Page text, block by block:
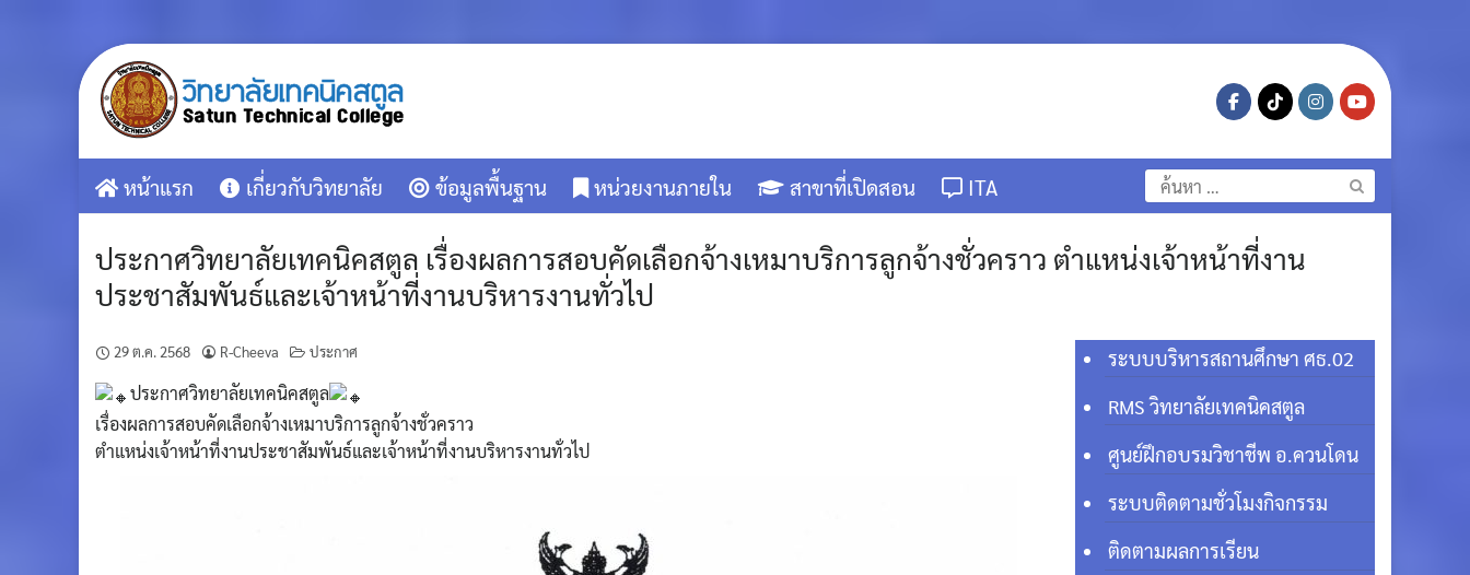
หน้าแรก เกี่ยวกับวิทยาลัย ข้อมูลพื้นฐาน หน่วยงานภายใน สาขาที่เปิดสอน ITA
ค้นหา
สำหรับ:
ประกาศวิทยาลัยเทคนิคสตูล เรื่องผลการสอบคัดเลือกจ้างเหมาบริการลูกจ้างชั่วคราว ตำแหน่งเจ้าหน้าที่งาน
ประชาสัมพันธ์และเจ้าหน้าที่งานบริหารงานทั่วไป
29 ต.ค. 2568 R-Cheeva ประกาศ
ประกาศวิทยาลัยเทคนิคสตูล
เรื่องผลการสอบคัดเลือกจ้างเหมาบริการลูกจ้างชั่วคราว
ตำแหน่งเจ้าหน้าที่งานประชาสัมพันธ์และเจ้าหน้าที่งานบริหารงานทั่วไป
ระบบบริหารสถานศึกษา ศธ.02
RMS วิทยาลัยเทคนิคสตูล
ศูนย์ฝึกอบรมวิชาชีพ อ.ควนโดน
ระบบติดตามชั่วโมงกิจกรรม
ติดตามผลการเรียน